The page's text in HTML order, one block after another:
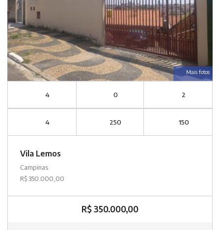
Mais fotos
4 0 2
4 250 150
Vila Lemos
Campinas
R$ 350.000,00
R$ 350.000,00